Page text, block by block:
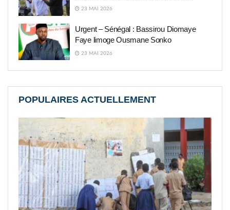
23 MAI 2026
Urgent – Sénégal : Bassirou Diomaye
Faye limoge Ousmane Sonko
23 MAI 2026
POPULAIRES ACTUELLEMENT